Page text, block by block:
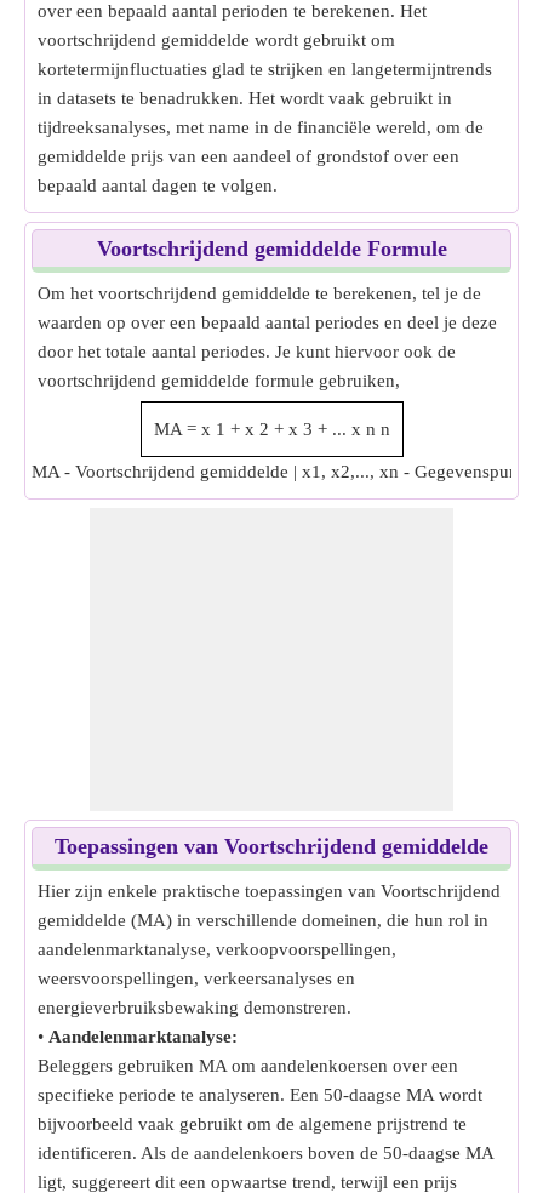
over een bepaald aantal perioden te berekenen. Het
voortschrijdend gemiddelde wordt gebruikt om
kortetermijnfluctuaties glad te strijken en langetermijntrends
in datasets te benadrukken. Het wordt vaak gebruikt in
tijdreeksanalyses, met name in de financiële wereld, om de
gemiddelde prijs van een aandeel of grondstof over een
bepaald aantal dagen te volgen.
Voortschrijdend gemiddelde Formule
Om het voortschrijdend gemiddelde te berekenen, tel je de
waarden op over een bepaald aantal periodes en deel je deze
door het totale aantal periodes. Je kunt hiervoor ook de
voortschrijdend gemiddelde formule gebruiken,
MA = x 1 + x 2 + x 3 + ... x n n
MA - Voortschrijdend gemiddelde | x1, x2,..., xn - Gegevenspunt
Toepassingen van Voortschrijdend gemiddelde
Hier zijn enkele praktische toepassingen van Voortschrijdend
gemiddelde (MA) in verschillende domeinen, die hun rol in
aandelenmarktanalyse, verkoopvoorspellingen,
weersvoorspellingen, verkeersanalyses en
energieverbruiksbewaking demonstreren.
• Aandelenmarktanalyse:
Beleggers gebruiken MA om aandelenkoersen over een
specifieke periode te analyseren. Een 50-daagse MA wordt
bijvoorbeeld vaak gebruikt om de algemene prijstrend te
identificeren. Als de aandelenkoers boven de 50-daagse MA
ligt, suggereert dit een opwaartse trend, terwijl een prijs